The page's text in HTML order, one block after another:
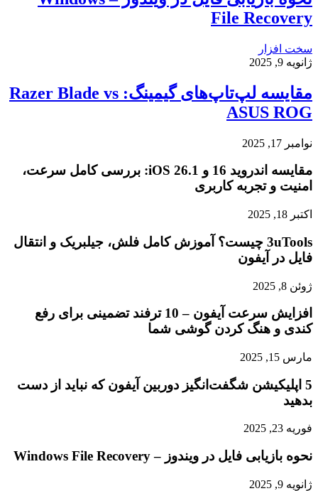
File Recovery
سخت افزار
ژانویه 9, 2025
مقایسه لپ‌تاپ‌های گیمینگ: Razer Blade vs
ASUS ROG
نوامبر 17, 2025
مقایسه اندروید 16 و iOS 26.1: بررسی کامل سرعت،
امنیت و تجربه کاربری
اکتبر 18, 2025
3uTools چیست؟ آموزش کامل فلش، جیلبریک و انتقال
فایل در آیفون
ژوئن 8, 2025
افزایش سرعت آیفون – 10 ترفند تضمینی برای رفع
کندی و هنگ کردن گوشی شما
مارس 15, 2025
5 اپلیکیشن شگفت‌انگیز دوربین آیفون که نباید از دست
بدهید
فوریه 23, 2025
نحوه بازیابی فایل در ویندوز – Windows File Recovery
ژانویه 9, 2025